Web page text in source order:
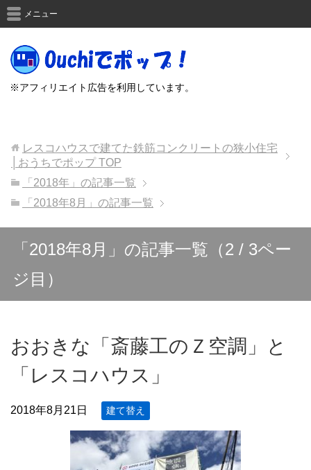
※アフィリエイト広告を利用しています。
メニュー
レスコハウスで建てた鉄筋コンクリートの狭小住宅
│おうちでポップTOP
「2018年」の記事一覧
「2018年8月」の記事一覧
「2018年8月」の記事一覧（2 / 3ペー
ジ目）
おおきな「斎藤工のＺ空調」と
「レスコハウス」
2018年8月21日 建て替え